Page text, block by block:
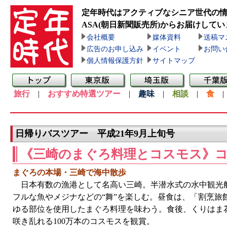
定年時代はアクティブなシニア世代の
ASA(朝日新聞販売所)からお届けしてい
会社概要 媒体資料
送稿マ
広告のお申し込み
イベント
お問い
個人情報保護方針
サイトマップ
旅行| おすすめ特選ツアー | 趣味 | 相談 | 食
日帰りバスツアー 平成21年9月上旬号
《三崎のまぐろ料理とコスモス》
まぐろの本場・三崎で海中散歩
日本有数の漁港として名高い三崎。半潜水式の水中観光
フルな魚やメジナなどの“舞”を楽しむ。昼食は、「割烹
ゆる部位を使用したまぐろ料理を味わう。食後、くりは
咲き乱れる100万本のコスモスを観賞。